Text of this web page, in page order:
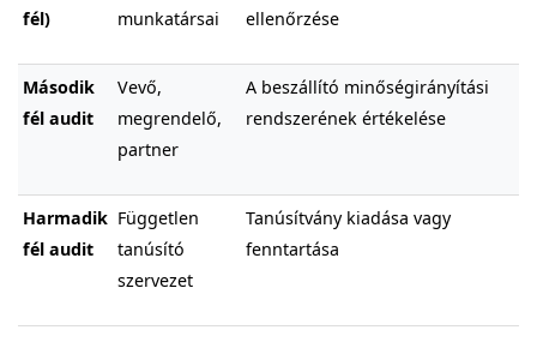
fél)
munkatársai
ellenőrzése
Második
fél audit
Vevő,
megrendelő,
partner
A beszállító minőségirányítási
rendszerének értékelése
Harmadik
fél audit
Független
tanúsító
szervezet
Tanúsítvány kiadása vagy
fenntartása